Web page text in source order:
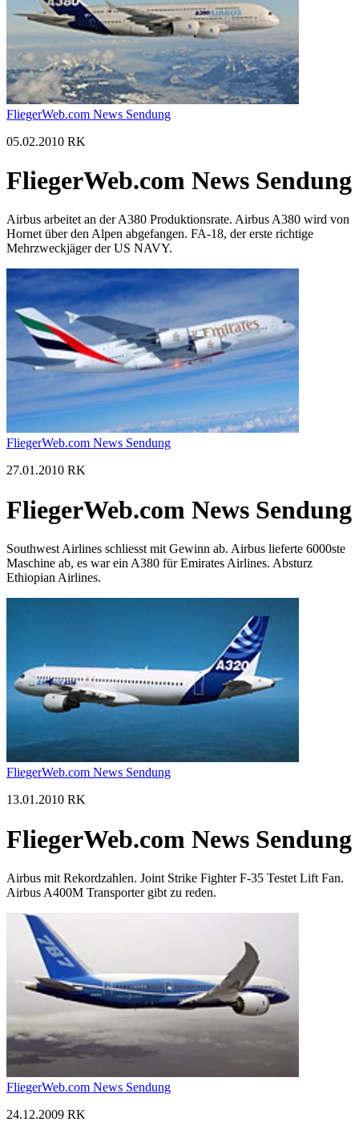
FliegerWeb.com News Sendung
05.02.2010 RK
FliegerWeb.com News Sendung
Airbus arbeitet an der A380 Produktionsrate. Airbus A380 wird von
Hornet über den Alpen abgefangen. FA-18, der erste richtige
Mehrzweckjäger der US NAVY.
FliegerWeb.com News Sendung
27.01.2010 RK
FliegerWeb.com News Sendung
Southwest Airlines schliesst mit Gewinn ab. Airbus lieferte 6000ste
Maschine ab, es war ein A380 für Emirates Airlines. Absturz
Ethiopian Airlines.
FliegerWeb.com News Sendung
13.01.2010 RK
FliegerWeb.com News Sendung
Airbus mit Rekordzahlen. Joint Strike Fighter F-35 Testet Lift Fan.
Airbus A400M Transporter gibt zu reden.
FliegerWeb.com News Sendung
24.12.2009 RK